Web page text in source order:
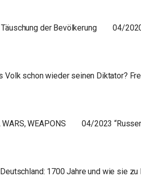
der Bevölkerung 04/
Volk schon wieder seinen Diktator?
WEAPONS 04/2023
1700 Jahre und wie sie zu